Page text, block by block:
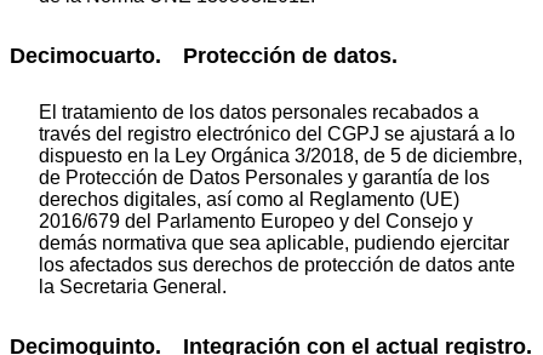
Decimocuarto. Protección de datos.
El tratamiento de los datos personales recabados a
través del registro electrónico del CGPJ se ajustará a lo
dispuesto en la Ley Orgánica 3/2018, de 5 de diciembre,
de Protección de Datos Personales y garantía de los
derechos digitales, así como al Reglamento (UE)
2016/679 del Parlamento Europeo y del Consejo y
demás normativa que sea aplicable, pudiendo ejercitar
los afectados sus derechos de protección de datos ante
la Secretaria General.
Decimoquinto. Integración con el actual registro.